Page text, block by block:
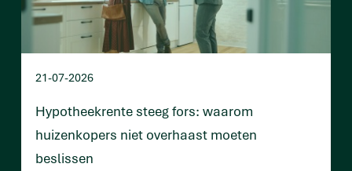
21-07-2026
Hypotheekrente steeg fors: waarom
huizenkopers niet overhaast moeten
beslissen